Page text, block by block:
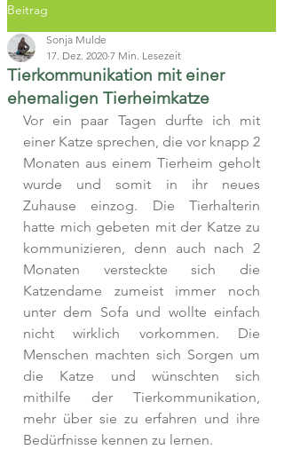
Beitrag
Tierkommunikation mit einer
ehemaligen Tierheimkatze
Sonja Mulde
17. Dez. 2020 7 Min. Lesezeit
Vor ein paar Tagen durfte ich mit
einer Katze sprechen, die vor knapp 2
Monaten aus einem Tierheim geholt
wurde und somit in ihr neues
Zuhause einzog. Die Tierhalterin
hatte mich gebeten mit der Katze zu
kommunizieren, denn auch nach 2
Monaten versteckte sich die
Katzendame zumeist immer noch
unter dem Sofa und wollte einfach
nicht wirklich vorkommen. Die
Menschen machten sich Sorgen um
die Katze und wünschten sich
mithilfe der Tierkommunikation,
mehr über sie zu erfahren und ihre
Bedürfnisse kennen zu lernen.